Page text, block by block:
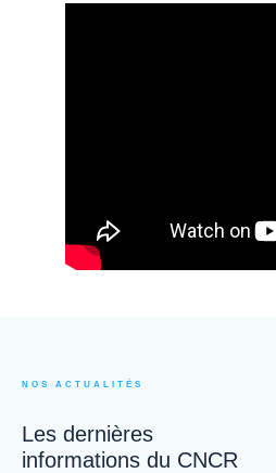
NOS ACTUALITÉS
Les dernières
informations du CNCR